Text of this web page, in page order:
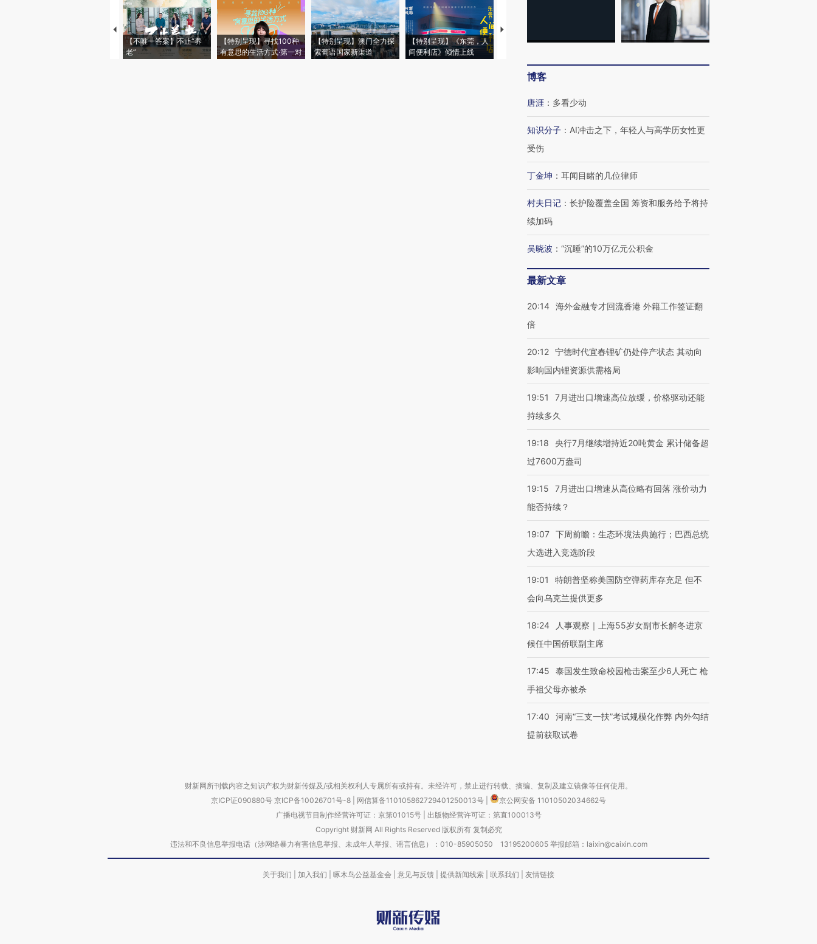
【不唯一答案】不止“养
老”
【特别呈现】寻找100种
有意思的生活方式·第一对
【特别呈现】澳门全力探
索葡语国家新渠道
【特别呈现】《东莞，人
间便利店》倾情上线
【推广】走进第四届链博
会，让数智科技“链”接产
【特别呈现】寻找100种
【商旅对话】华住集团
CFO：不靠规模取胜，华
博客
唐涯 ： 多看少动
知识分子 ： AI冲击之下，年轻人与高学历女性更
受伤
丁金坤 ： 耳闻目睹的几位律师
村夫日记 ： 长护险覆盖全国 筹资和服务给予将持
续加码
吴晓波 ： “沉睡”的10万亿元公积金
最新文章
20:14 海外金融专才回流香港 外籍工作签证翻
倍
20:12 宁德时代宜春锂矿仍处停产状态 其动向
影响国内锂资源供需格局
19:51
7月进出口增速高位放缓，价格驱动还能
持续多久
19:18
央行7月继续增持近20吨黄金 累计储备超
过7600万盎司
19:15
7月进出口增速从高位略有回落 涨价动力
能否持续？
19:07 下周前瞻：生态环境法典施行；巴西总统
大选进入竞选阶段
19:01
特朗普坚称美国防空弹药库存充足 但不
会向乌克兰提供更多
18:24
人事观察｜上海55岁女副市长解冬进京
候任中国侨联副主席
17:45
泰国发生致命校园枪击案至少6人死亡 枪
手祖父母亦被杀
17:40
河南“三支一扶”考试规模化作弊 内外勾结
提前获取试卷
财新网所刊载内容之知识产权为财新传媒及/或相关权利人专属所有或持有。未经许可，禁止进行转载、摘编、复制及建立镜像等任何使用。
京ICP证090880号 京ICP备10026701号-8 网信算备110105862729401250013号
京公网安备 11010502034662号
广播电视节目制作经营许可证：京第01015号| 出版物经营许可证：第直100013号
Copyright 财新网 All Rights Reserved 版权所有 复制必究
违法和不良信息举报电话（涉网络暴力有害信息举报、未成年人举报、谣言信息）：010-85905050 13195200605 举报邮箱：laixin@caixin.com
关于我们 加入我们 啄木鸟公益基金会 意见与反馈 提供新闻线索 联系我们 友情链接